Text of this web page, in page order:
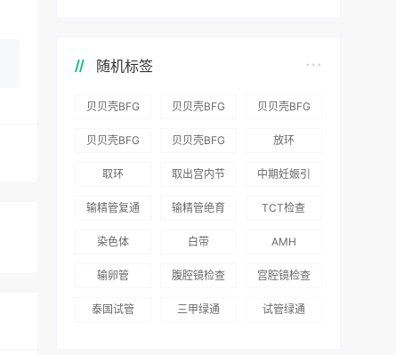
随机标签
贝贝壳BFG
坦就诊患者
贝贝壳BFG
96.3%，“医
得分最高
贝贝壳BFG
划”：抱娃
贝贝壳BFG
资源库志愿
贝贝壳BFG
海外辅助生
放环
取环
取出宫内节
中期妊娠引
输精管复通
输精管绝育
TCT检查
染色体 白带 AMH
输卵管 腹腔镜检查 宫腔镜检查
泰国试管 三甲绿通 试管绿通